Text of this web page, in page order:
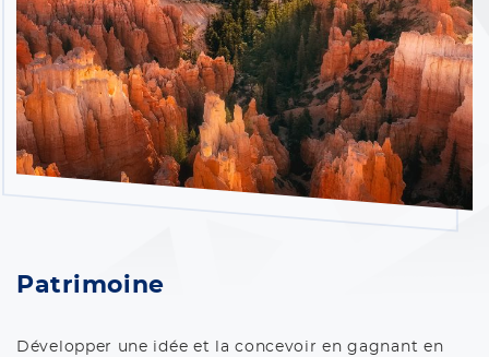
Patrimoine
Développer une idée et la concevoir en gagnant en